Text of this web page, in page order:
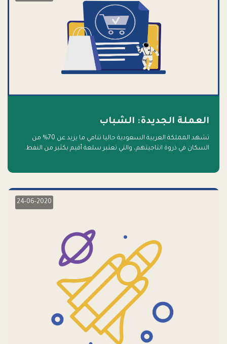
العملة الجديدة: الشباب
تشهد المملكة العربية السعودية حاليا تنامي ما يزيد عن 70% من
السكان في ذروة انتاجيتهم، والتي تعتبر سلعة أقيم بكثير من النفط.
24-06-2020